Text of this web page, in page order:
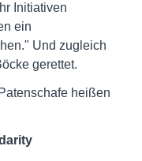
Initiativen
ein
Und zugleich
gerettet.
heißen